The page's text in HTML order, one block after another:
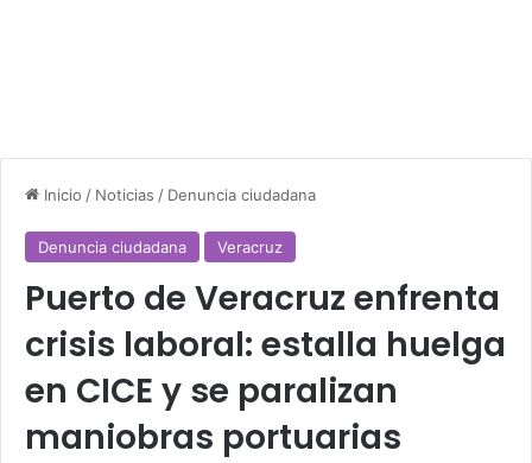
Inicio / Noticias / Denuncia ciudadana
Denuncia ciudadana Veracruz
Puerto de Veracruz enfrenta
crisis laboral: estalla huelga
en CICE y se paralizan
maniobras portuarias